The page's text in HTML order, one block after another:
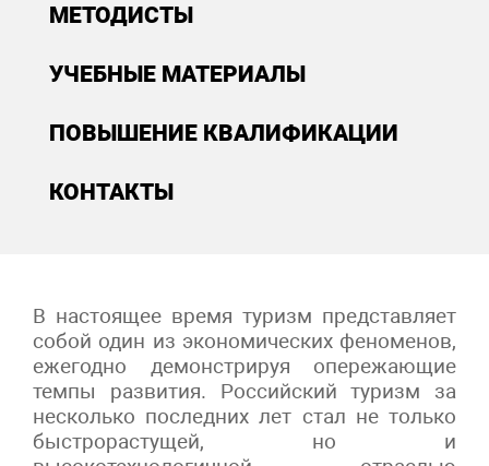
МЕТОДИСТЫ
УЧЕБНЫЕ МАТЕРИАЛЫ
ПОВЫШЕНИЕ КВАЛИФИКАЦИИ
КОНТАКТЫ
В настоящее время туризм представляет
собой один из экономических феноменов,
ежегодно демонстрируя опережающие
темпы развития. Российский туризм за
несколько последних лет стал не только
быстрорастущей, но и